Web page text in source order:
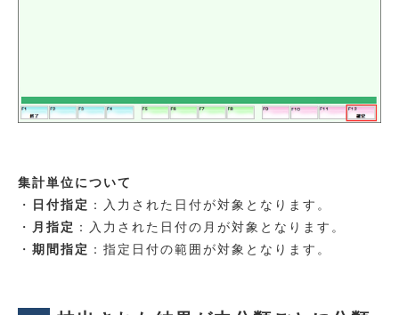
集計単位について
・ 日付指定 ：入力された日付が対象となります。
・ 月指定 ：入力された日付の月が対象となります。
・ 期間指定 ：指定日付の範囲が対象となります。